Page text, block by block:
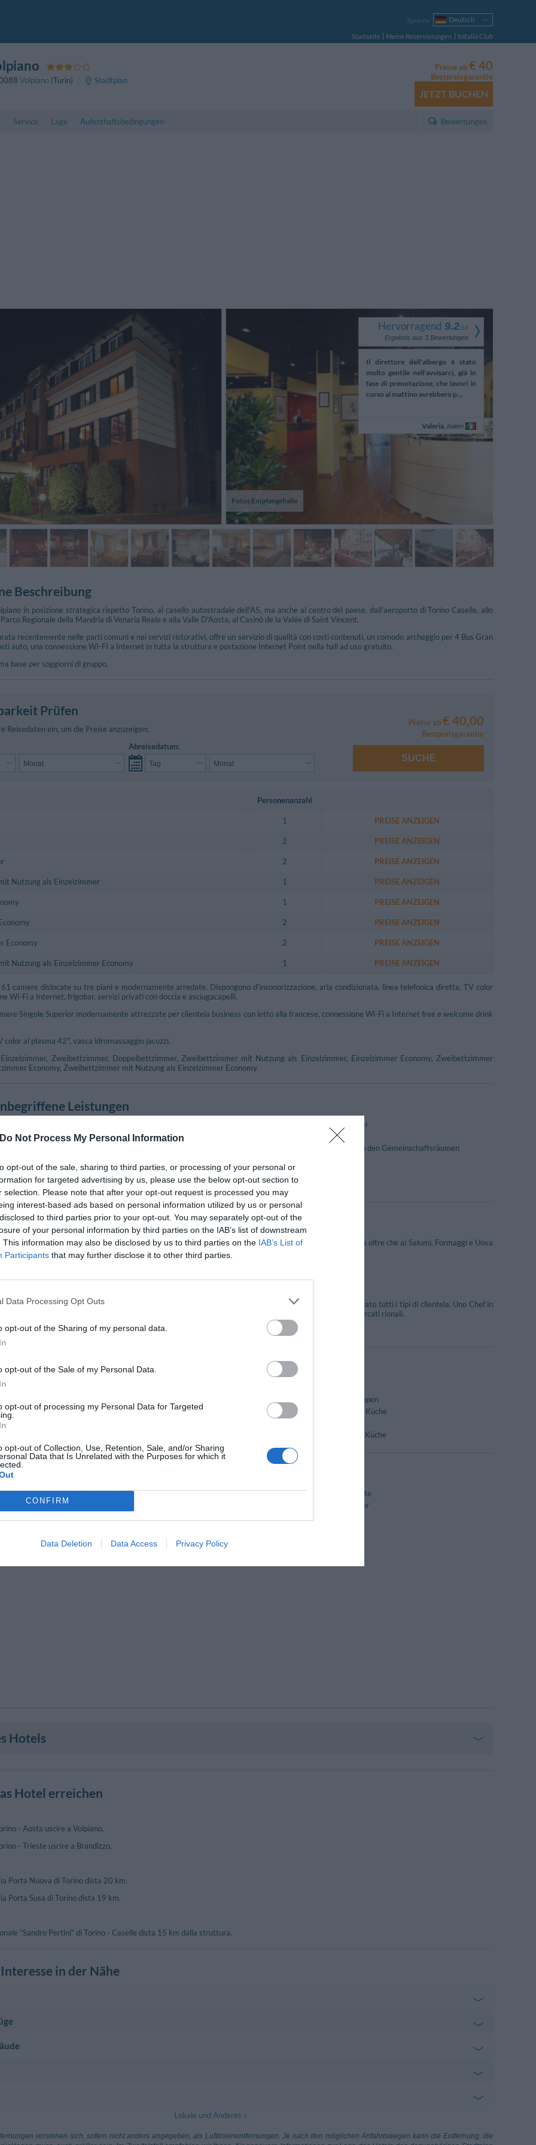
Do Not Process My Personal Information
opt-out of the sale, sharing to third parties, or processing of your personal or
for targeted advertising by us, please use the below opt-out section to
selection. Please note that after your opt-out request is processed you may
interest-based ads based on personal information utilized by us or personal
to third parties prior to your opt-out. You may separately opt-out of the
of your personal information by third parties on the IAB’s list of downstream
This information may also be disclosed by us to third parties on the IAB’s List of
Participants that may further disclose it to other third parties.
Data Processing Opt Outs
opt-out of the Sharing of my personal data.
opt-out of the Sale of my Personal Data.
opt-out of processing my Personal Data for Targeted
opt-out of Collection, Use, Retention, Sale, and/or Sharing
Data that Is Unrelated with the Purposes for which it
CONFIRM
Data Deletion Data Access Privacy Policy
Sprache
Deutsch
Italiano
English
Español
Русский
Português
Polski
Startseite Meine Reservierungen
InItalia Club
Volpiano (Turin) Stadtplan
Preise ab€ 40
Bestpreisgarantie
JETZT BUCHEN
Service Lage Aufenthaltsbedingungen Bewertungen
Fotos Empfangshalle
Hervorragend 9.2/10
Ergebnis aus 3 Bewertungen
Il direttore dell'albergo è stato
molto gentile nell'avvisarci, già in
fase di prenotazione, che lavori in
corso al mattino avrebbero p...
Valeria, Italien
Beschreibung
in posizione strategica rispetto Torino, al casello autostradale dell'A5, ma anche al centro del paese, dall'aeroporto di Torino Caselle, allo
Regionale della Mandria di Venaria Reale e alla Valle D'Aosta, al Casinò de la Valée di Saint Vincent.
recentemente nelle parti comuni e nei servizi ristorativi, offre un servizio di qualità con costi contenuti, un comodo archeggio per 4 Bus Gran
auto, una connessione WI-FI a Internet in tutta la struttura e postazione Internet Point nella hall ad uso gratuito.
base per soggiorni di gruppo.
Prüfen
Reisedaten ein, um die Preise anzuzeigen:
Abreisedatum:
Preise ab€ 40,00
Bestpreisgarantie
SUCHE
Personenanzahl
1 PREISE ANZEIGEN
2 PREISE ANZEIGEN
2 PREISE ANZEIGEN
Nutzung als Einzelzimmer 1 PREISE ANZEIGEN
1 PREISE ANZEIGEN
2 PREISE ANZEIGEN
Economy 2 PREISE ANZEIGEN
Nutzung als Einzelzimmer Economy 1 PREISE ANZEIGEN
61 camere dislocate su tre piani e modernamente arredate. Dispongono d'insonorizzazione, aria condizionata, linea telefonica diretta, TV color
Wi-Fi a Internet, frigobar, servizi privati con doccia e asciugacapelli.
Singole Superior modernamente attrezzate per clientela business con letto alla francese, connessione Wi-Fi a Internet free e welcome drink
color al plasma 42", vasca idromassaggio jacuzzi.
Zweibettzimmer, Doppelbettzimmer, Zweibettzimmer mit Nutzung als Einzelzimmer, Einzelzimmer Economy, Zweibettzimmer
Economy, Zweibettzimmer mit Nutzung als Einzelzimmer Economy.
Leistungen
Fernsehzimmer
Haustiere werden akzeptiert
Internet Point
Klimaanlage in den Gemeinschaftsräumen
Auschecken
Rezeption - rund um die Uhr
und Bar
servita la Prima Colazione dalle ore 07.00 alle ore 10.00con un buffet di pasticceria fresca prodotta in casa oltre che ai Salumi, Formaggi e Uova
quali latte, Succhi, Yogurt, Marmellate, sono selezionati tra quelli di prima qualità.
è stato rivisitato nella Sua Struttura per riuscire a soddisfare attraverso a personale qualificato e specializzato tutti i tipi di clientela. Uno Chef in
più esigenti cucinando nel modo più semplice prodotti freschi di giornata selezionati da lui stesso ai mercati rionali.
la scelta dal Menu del Giorno bevande incluse
gegen Bezahlung
Essen für Gruppen
Fotokopier - Service
Internationale Küche
Typisch lokale Küche
des Hotels
Zugang Behindertengerechte Zimmer
Hochzeits- Suite
Raucherzimmer
Hotels
Hotel erreichen
- Aosta uscire a Volpiano.
- Trieste uscire a Brandizzo.
Porta Nuova di Torino dista 20 km.
Porta Susa di Torino dista 19 km.
"Sandro Pertini" di Torino - Caselle dista 15 km dalla struttura.
in der Nähe
Ii, 12 - Volpiano
Chiesa Di San Giacomo
Piazza Vittorio Veneto - Brandizzo
Di Torino 11.95 km Aeroporto Corrado Gex 69.37 km
Lokale und Anderes »
verstehen sich, sofern nicht anders angegeben, als Luftlinienentfernungen. Je nach den möglichen Anfahrtswegen kann die Entfernung, die